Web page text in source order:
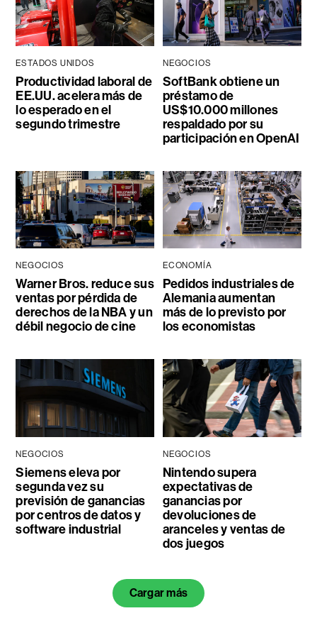
ESTADOS UNIDOS
Productividad laboral de
EE.UU. acelera más de
lo esperado en el
segundo trimestre
NEGOCIOS
SoftBank obtiene un
préstamo de
US$10.000 millones
respaldado por su
participación en OpenAI
NEGOCIOS
Warner Bros. reduce sus
ventas por pérdida de
derechos de la NBA y un
débil negocio de cine
ECONOMÍA
Pedidos industriales de
Alemania aumentan
más de lo previsto por
los economistas
NEGOCIOS
Siemens eleva por
segunda vez su
previsión de ganancias
por centros de datos y
software industrial
NEGOCIOS
Nintendo supera
expectativas de
ganancias por
devoluciones de
aranceles y ventas de
dos juegos
Cargar más